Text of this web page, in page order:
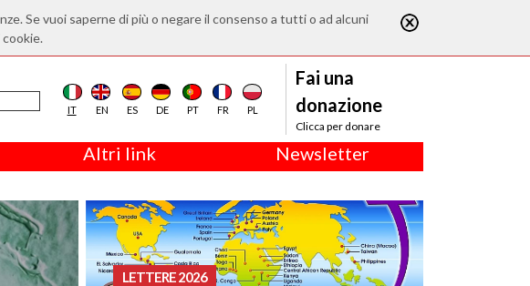
Se vuoi saperne di più o negare il consenso a tutti o ad alcuni
IT EN ES DE PT FR PL
Fai una
donazione
Clicca per donare
Altri link Newsletter
LETTERE 2026